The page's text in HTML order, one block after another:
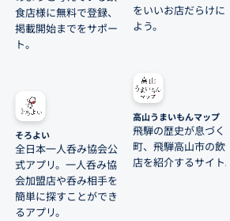
食店様に無料で登録、
掲載開始までをサポー
ト。
そろよい
全日本一人呑み協会公
式アプリ。一人呑み協
会加盟店や呑み相手を
簡単に探すことができ
るアプリ。
をいいお店だらけに
よう。
高山うまいもんマップ
飛騨の歴史が息づく
町、飛騨高山市の飲
店を紹介するサイト